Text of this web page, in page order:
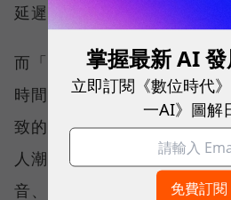
延遲且持續運作。
而「品質一致性」則是衡量
時間、不同地點、不同網路
致的網路服務品質。無論是
人潮密集場域，或是在高速
音、傳送 LINE 訊息、分享
掌握最新 AI 發
立即訂閱《數位時代
一AI》圖解